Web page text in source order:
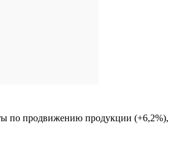
по продвижению продукции